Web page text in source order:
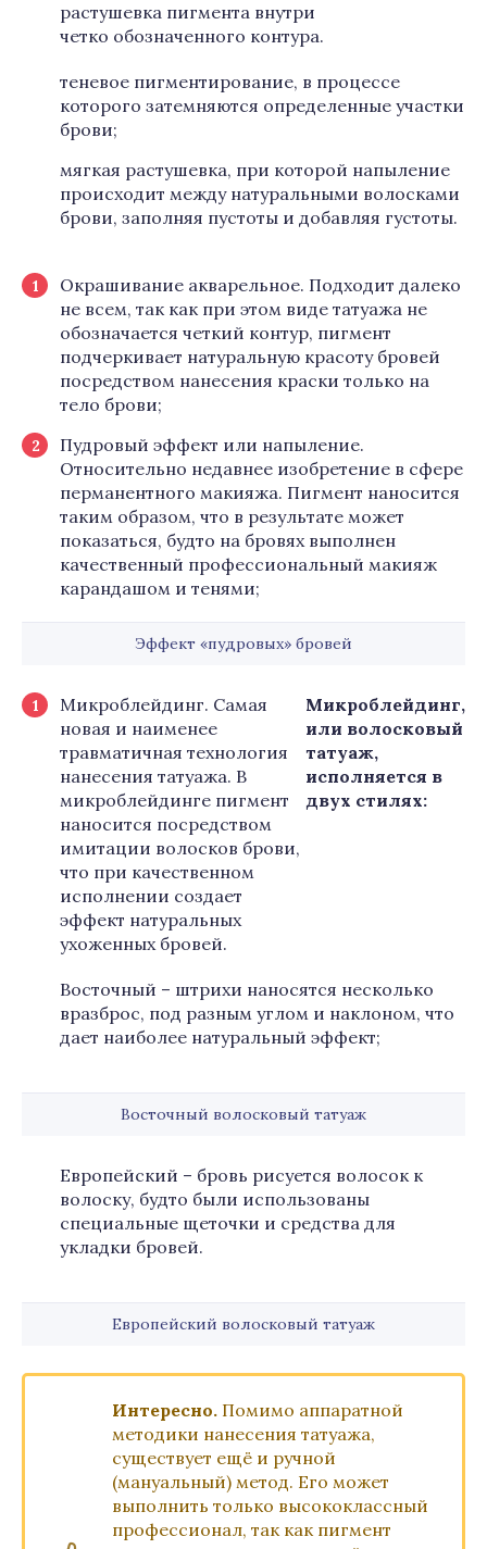
растушевка пигмента внутри
четко обозначенного контура.
теневое пигментирование, в процессе
которого затемняются определенные участки
брови;
мягкая растушевка, при которой напыление
происходит между натуральными волосками
брови, заполняя пустоты и добавляя густоты.
Окрашивание акварельное. Подходит далеко
не всем, так как при этом виде татуажа не
обозначается четкий контур, пигмент
подчеркивает натуральную красоту бровей
посредством нанесения краски только на
тело брови;
Пудровый эффект или напыление.
Относительно недавнее изобретение в сфере
перманентного макияжа. Пигмент наносится
таким образом, что в результате может
показаться, будто на бровях выполнен
качественный профессиональный макияж
карандашом и тенями;
Эффект «пудровых» бровей
Микроблейдинг. Самая
новая и наименее
травматичная технология
нанесения татуажа. В
микроблейдинге пигмент
наносится посредством
имитации волосков брови,
что при качественном
исполнении создает
эффект натуральных
ухоженных бровей.
Микроблейдинг,
или волосковый
татуаж,
исполняется в
двух стилях:
Восточный – штрихи наносятся несколько
вразброс, под разным углом и наклоном, что
дает наиболее натуральный эффект;
Восточный волосковый татуаж
Европейский – бровь рисуется волосок к
волоску, будто были использованы
специальные щеточки и средства для
укладки бровей.
Европейский волосковый татуаж
Интересно. Помимо аппаратной
методики нанесения татуажа,
существует ещё и ручной
(мануальный) метод. Его может
выполнить только высококлассный
профессионал, так как пигмент